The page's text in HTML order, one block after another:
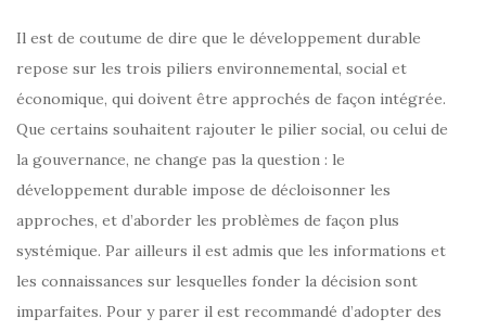
Il est de coutume de dire que le développement durable
repose sur les trois piliers environnemental, social et
économique, qui doivent être approchés de façon intégrée.
Que certains souhaitent rajouter le pilier social, ou celui de
la gouvernance, ne change pas la question : le
développement durable impose de décloisonner les
approches, et d’aborder les problèmes de façon plus
systémique. Par ailleurs il est admis que les informations et
les connaissances sur lesquelles fonder la décision sont
imparfaites. Pour y parer il est recommandé d’adopter des